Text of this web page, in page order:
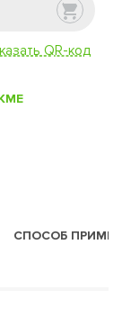
QR-код
СПОСОБ